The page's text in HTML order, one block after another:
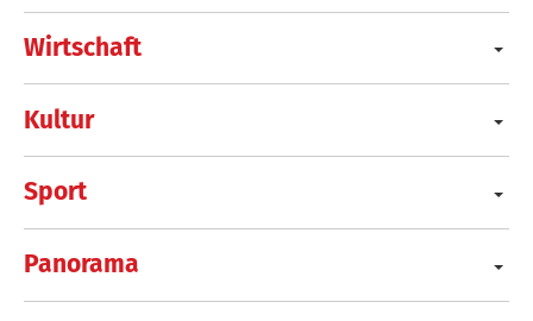
Wirtschaft
Kultur
Sport
Panorama